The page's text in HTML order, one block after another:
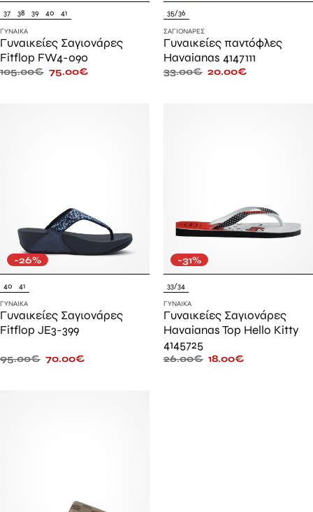
37 38 39 40 41
ΓΥΝΑΊΚΑ
Γυναικείες Σαγιονάρες
Fitflop FW4-090
105.00€ 75.00€
35/36
ΣΑΓΙΟΝΆΡΕΣ
Γυναικείες παντόφλες
Havaianas 4147111
33.00€ 20.00€
-26%
40 41
ΓΥΝΑΊΚΑ
Γυναικείες Σαγιονάρες
Fitflop JE3-399
95.00€ 70.00€
-31%
33/34
ΓΥΝΑΊΚΑ
Γυναικείες Σαγιονάρες
Havaianas Top Hello Kitty
4145725
26.00€ 18.00€